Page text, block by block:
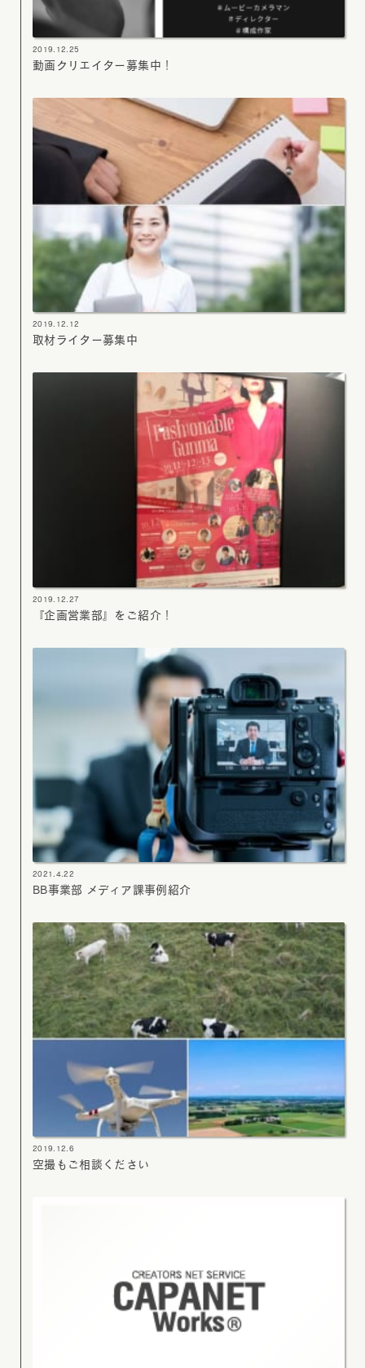
2019.12.25
動画クリエイター募集中！
2019.12.12
取材ライター募集中
2019.12.27
『企画営業部』をご紹介！
2021.4.22
BB事業部 メディア課事例紹介
2019.12.6
空撮もご相談ください